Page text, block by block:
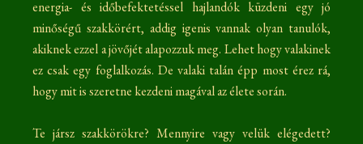
energia- és időbefektetéssel hajlandók küzdeni egy jó
minőségű szakkörért, addig igenis vannak olyan tanulók,
akiknek ezzel a jövőjét alapozzuk meg. Lehet hogy valakinek
ez csak egy foglalkozás. De valaki talán épp most érez rá,
hogy mit is szeretne kezdeni magával az élete során.
Te jársz szakkörökre? Mennyire vagy velük elégedett?